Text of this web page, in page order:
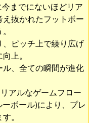
までにないほどリア
抜かれたフットボー
ピッチ上で繰り広げ
上。
、全ての瞬間が進化
アルなゲームフロー
ボール)により、プレ
。